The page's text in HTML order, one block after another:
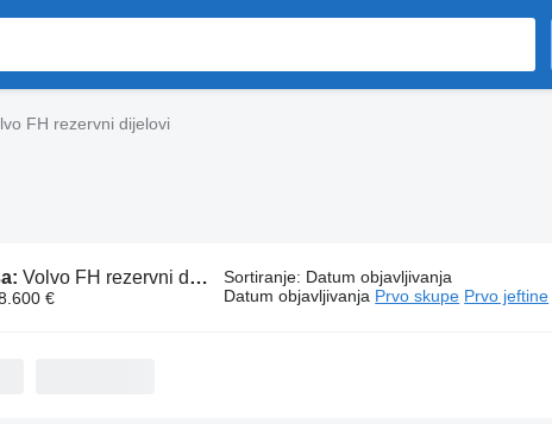
FH rezervni dijelovi
Volvo FH rezervni dijelovi
€
Sortiranje: Datum objavljivanja
Datum objavljivanja Prvo skupe Prvo jeftine